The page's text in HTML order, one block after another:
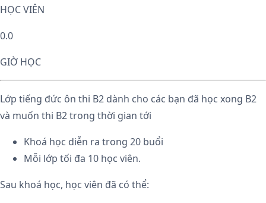
HỌC VIÊN
0.0
GIỜ HỌC
Lớp tiếng đức ôn thi B2 dành cho các bạn đã học xong B2
và muốn thi B2 trong thời gian tới
Khoá học diễn ra trong 20 buổi
Mỗi lớp tối đa 10 học viên.
Sau khoá học, học viên đã có thể: